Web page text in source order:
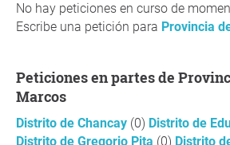
No hay peticiones en curso de
Escribe una petición para Provincia
Peticiones en partes de Provincia de San
Marcos
Distrito de Chancay (0) Distrito de
Distrito de Gregorio Pita (0) Distrito